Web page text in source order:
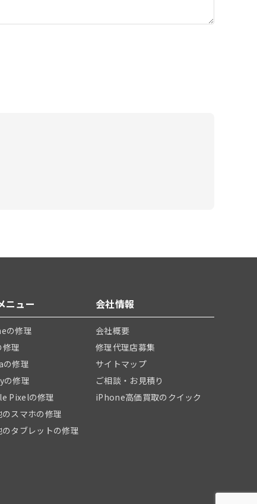
ニュー
の修理
修理
修理
の修理
Pixelの修理
のスマホの修理
のタブレットの修理
会社情報
会社概要
修理代理店募集
サイトマップ
ご相談・お見積り
iPhone高価買取のクイック